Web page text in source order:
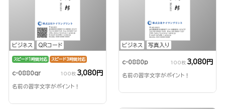
ビジネス QRコード
スピード1時間対応 スピード3時間対応
c-0880qr 100枚 3,080円
名前の習字文字がポイント！
ビジネス 写真入り
c-0880p 100枚 3,080円
名前の習字文字がポイント！